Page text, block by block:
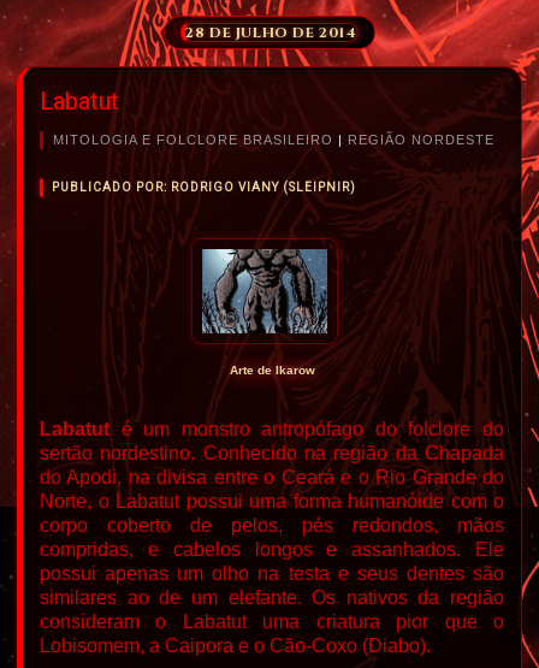
28 DE JULHO DE 2014
Labatut
MITOLOGIA E FOLCLORE BRASILEIRO REGIÃO NORDESTE
PUBLICADO POR: RODRIGO VIANY (SLEIPNIR)
Arte de Ikarow
Labatut é um monstro antropófago do folclore do
sertão nordestino. Conhecido na região da Chapada
do Apodi, na divisa entre o Ceará e o Rio Grande do
Norte, o Labatut possui uma forma humanóide com o
corpo coberto de pelos, pés redondos, mãos
compridas, e cabelos longos e assanhados. Ele
possui apenas um olho na testa e seus dentes são
similares ao de um elefante.Os nativos da região
consideram o Labatut uma criatura pior que o
Lobisomem, a Caipora e o Cão-Coxo (Diabo).